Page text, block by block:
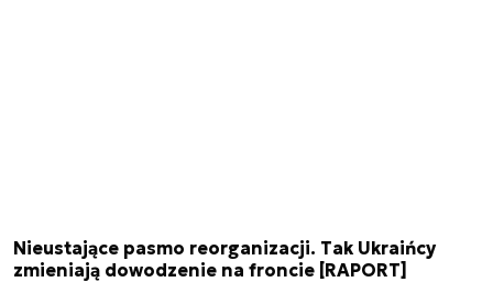
Nieustające pasmo reorganizacji. Tak Ukraińcy
zmieniają dowodzenie na froncie [RAPORT]